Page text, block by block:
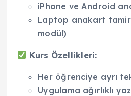
iPhone ve Android
Laptop anakart
modül)
Kurs Özellikleri:
Her öğrenciye ayrı
Uygulama ağırlıklı